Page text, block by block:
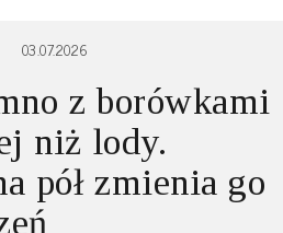
03.07.2026
z borówkami
niż lody.
pół zmienia go